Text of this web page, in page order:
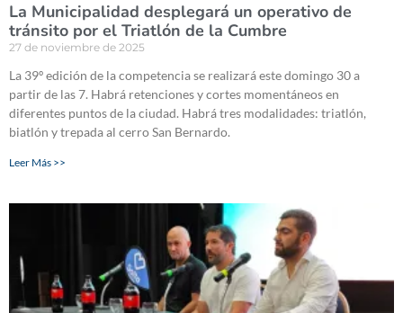
La Municipalidad desplegará un operativo de
tránsito por el Triatlón de la Cumbre
27 de noviembre de 2025
La 39º edición de la competencia se realizará este domingo 30 a
partir de las 7. Habrá retenciones y cortes momentáneos en
diferentes puntos de la ciudad. Habrá tres modalidades: triatlón,
biatlón y trepada al cerro San Bernardo.
Leer Más >>